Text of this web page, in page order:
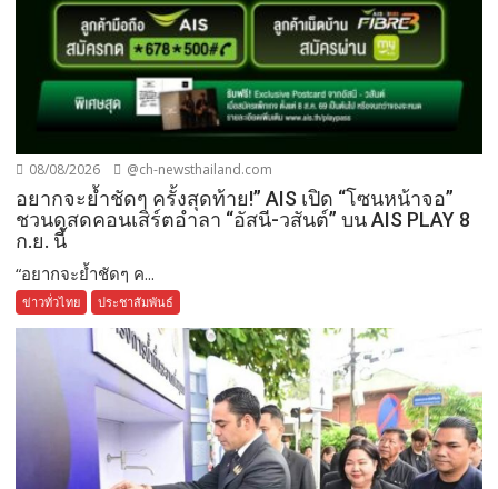
08/08/2026 @ch-newsthailand.com
อยากจะย้ำชัดๆ ครั้งสุดท้าย!” AIS เปิด “โซนหน้าจอ”
ชวนดูสดคอนเสิร์ตอำลา “อัสนี-วสันต์” บน AIS PLAY 8
ก.ย. นี้
“อยากจะย้ำชัดๆ ค...
ข่าวทั่วไทย ประชาสัมพันธ์